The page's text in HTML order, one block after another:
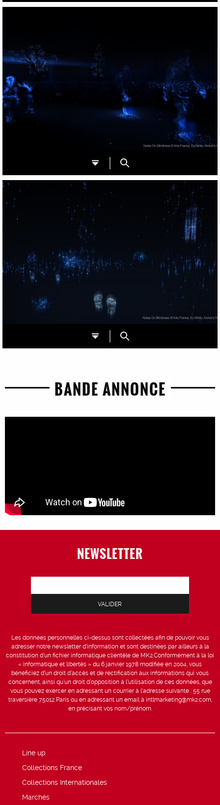
BANDE ANNONCE
NEWSLETTER
Les données personnelles ci-dessus sont collectées afin de pouvoir vous
adresser notre newsletter d’information et sont destinées par ailleurs à la
constitution d’un fichier informatique clientèle de MK2.Conformément à la loi
« informatique et libertés » du 6 janvier 1978 modifiée en 2004, vous
bénéficiez d’un droit d’accès et de rectification aux informations qui vous
concernent, ainsi qu’un droit d’opposition à l’utilisation de ces données, que
vous pouvez exercer en adressant un courrier à l’adresse suivante : 55 rue
traversière 75012 Paris ou en adressant un email à intlmarketing@mk2.com,
en précisant vos nom/prénom.
Line up
Collections France
Collections Internationales
Marchés